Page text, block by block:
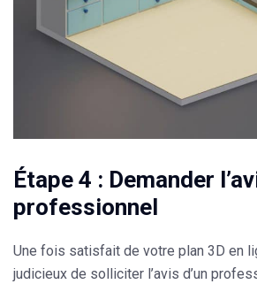
Étape 4 : Demander
professionnel
Une fois satisfait de votre plan 3D en
judicieux de solliciter l’avis d’un